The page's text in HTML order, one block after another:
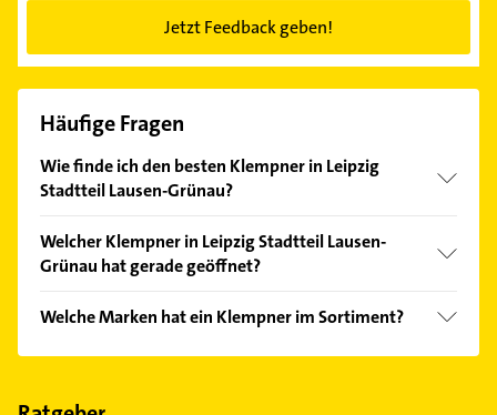
Jetzt Feedback geben!
Häufige Fragen
Wie finde ich den besten Klempner in Leipzig
Stadtteil Lausen-Grünau?
Kundenmeinungen und profitieren Sie von den
Empfehlungen. Die Suchergebnisse können Sie sich
Welcher Klempner in Leipzig Stadtteil Lausen-
Grünau hat gerade geöffnet?
Bitte beachten Sie, dass diese an Sonn- und
Feiertagen abweichen können.
Welche Marken hat ein Klempner im Sortiment?
Der Klempner verkauft Marken wie Buderus,